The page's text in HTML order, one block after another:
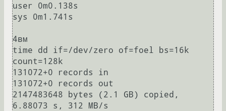
user 0m0.138s
sys 0m1.741s
4вм
time dd if=/dev/zero of=foel bs=16k
count=128k
131072+0 records in
131072+0 records out
2147483648 bytes (2.1 GB) copied,
6.88073 s, 312 MB/s